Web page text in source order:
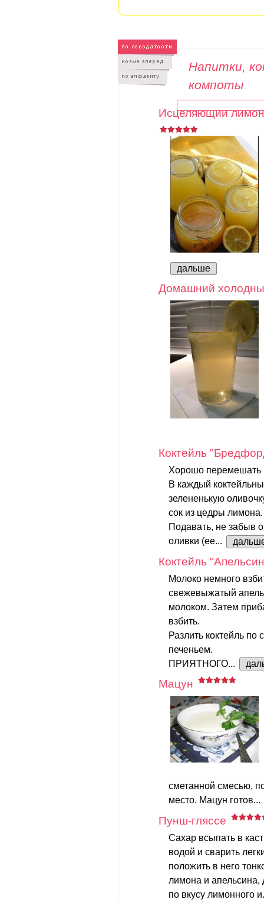
Напитки,
компоты
Исцеляющий
дальше
Домашний
Коктейль
Хорошо перемешать
В каждый
зелененькую
сок из цедры лимона.
Подавать, не забыв
оливки (ее...
Коктейль
Молоко немного
свежевыжатый
молоком. Затем
взбить.
Разлить коктейль по
печеньем.
ПРИЯТНОГО...
Мацун
сметанной смесью,
место. Мацун готов...
Пунш-гляссе
Сахар всыпать в
водой и сварить
положить в него
лимона и апельсина,
по вкусу лимонного